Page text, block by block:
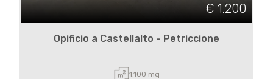
€ 1.200
Opificio a Castellalto - Petriccione
1.100 mq